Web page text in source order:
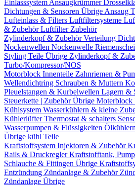
Einlasssystem Ansaugkrümmer
Dichtungen & Sensoren Übrige Ansaug
Lufteinlass & Filters Luftfiltersysteme
& ZubehörLuftfilter Zubehör
Zylinderkopf & ZubehörVerteilung
Nockenwellen Nockenwelle
Styling Teile Übrige Zylinderkopf &
Turbo/Kompressor/NOS
Motorblock Innenteile Zahnriemen &
Wellendichtring Schrauben & Muttern
Pleuelstangen & Kurbelwellen Lagern &
Steuerkette | ZubehörÜbrige Moterblock
Kühlsystem Wasserkühlern & kleine
KühlerlüfterThermostat & schalters
Wasserpumpen & Flüssigkeiten
Übrige kühl Teile
Kraftstoffsystem Injektoren & Zubehör
Rails & DruckreglerKraftstofftank,
Schlauche & Fittingen Übrige
Entzündung Zündanlage & Zubehör
Zündanlage Übrige